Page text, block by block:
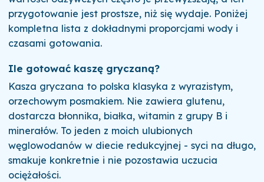
przygotowanie jest prostsze, niż się wydaje. Poniżej
kompletna lista z dokładnymi proporcjami wody i
czasami gotowania.
Ile gotować kaszę gryczaną?
Kasza gryczana to polska klasyka z wyrazistym,
orzechowym posmakiem. Nie zawiera glutenu,
dostarcza błonnika, białka, witamin z grupy B i
minerałów. To jeden z moich ulubionych
węglowodanów w diecie redukcyjnej - syci na długo,
smakuje konkretnie i nie pozostawia uczucia
ociężałości.